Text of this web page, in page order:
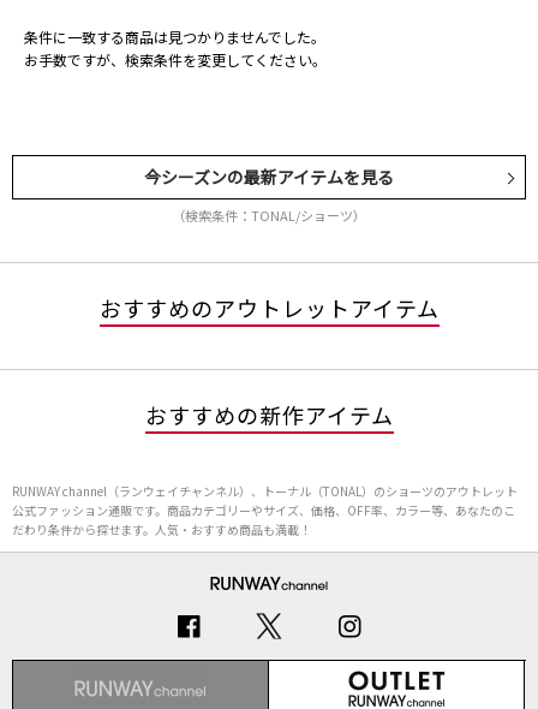
条件に一致する商品は見つかりませんでした。
お手数ですが、検索条件を変更してください。
今シーズンの最新アイテムを見る
（検索条件：TONAL/ショーツ）
おすすめのアウトレットアイテム
おすすめの新作アイテム
RUNWAY channel（ランウェイチャンネル）、トーナル（TONAL）のショーツのアウトレット
公式ファッション通販です。商品カテゴリーやサイズ、価格、OFF率、カラー等、あなたのこ
だわり条件から探せます。人気・おすすめ商品も満載！